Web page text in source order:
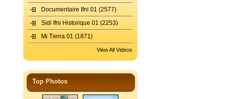
Documentaire Ifni 01 (2577)
Sidi Ifni Historique 01 (2253)
Mi Tierra 01 (1871)
View All Videos
Top Photos